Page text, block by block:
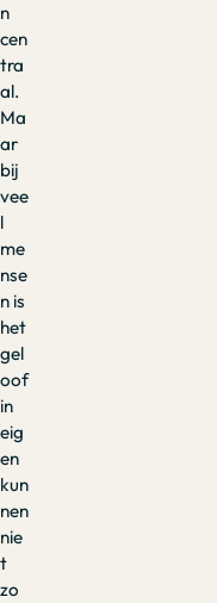
n
cen
tra
al.
Ma
ar
bij
vee
l
me
nse
n is
het
gel
oof
in
eig
en
kun
nen
nie
t
zo